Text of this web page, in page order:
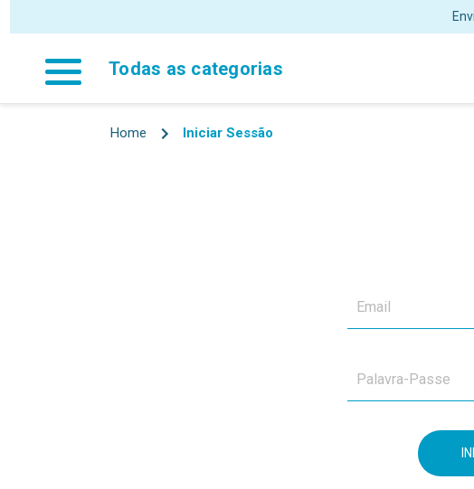
Todas as categorias
Home Iniciar Sessão